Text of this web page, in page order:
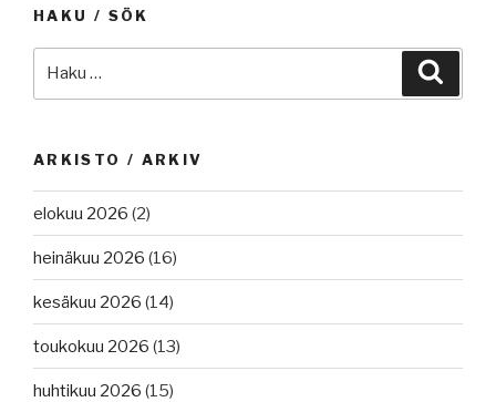
HAKU / SÖK
ARKISTO / ARKIV
elokuu 2026 (2)
heinäkuu 2026 (16)
kesäkuu 2026 (14)
toukokuu 2026 (13)
huhtikuu 2026 (15)